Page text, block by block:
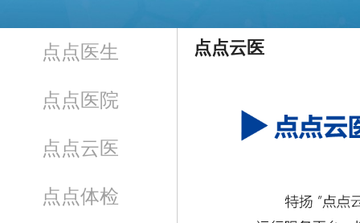
点点医生
点点医院
点点云医
点点体检
点点云医